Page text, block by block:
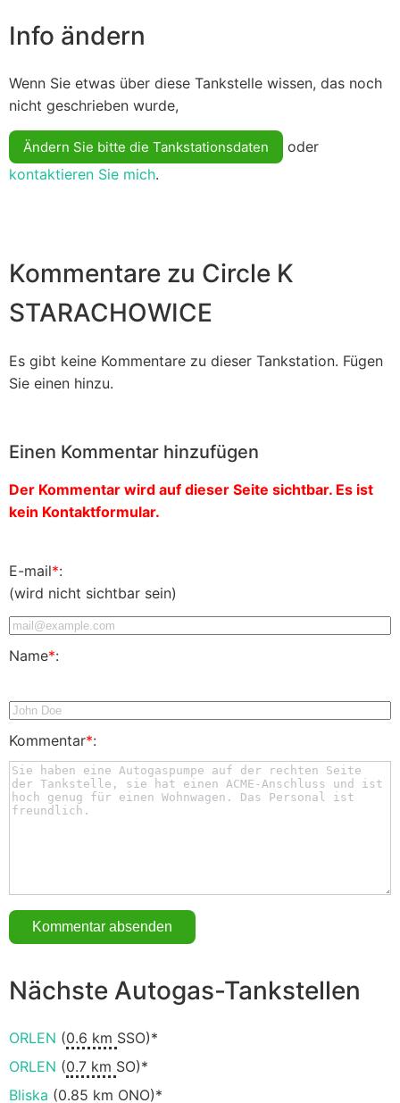
Info ändern
Wenn Sie etwas über diese Tankstelle wissen, das noch
nicht geschrieben wurde,
Ändern Sie bitte die Tankstationsdaten
oder
kontaktieren Sie mich.
Kommentare zu Circle K
STARACHOWICE
Es gibt keine Kommentare zu dieser Tankstation. Fügen
Sie einen hinzu.
Einen Kommentar hinzufügen
Der Kommentar wird auf dieser Seite sichtbar. Es ist
kein Kontaktformular.
E-mail*:
(wird nicht sichtbar sein)
Name*:
Kommentar*:
Nächste Autogas-Tankstellen
ORLEN (0.6 km SSO)*
ORLEN (0.7 km SO)*
Bliska (0.85 km ONO)*